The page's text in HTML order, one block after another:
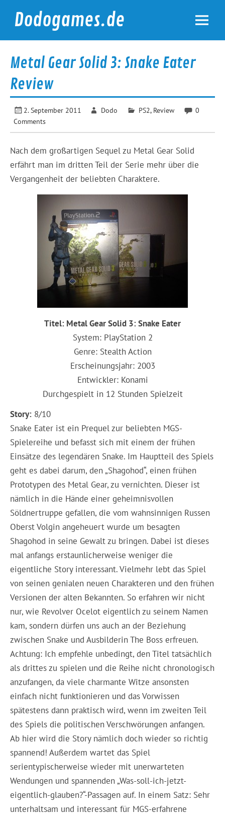
contentDodogames.de
Metal Gear Solid 3: Snake Eater
Review
2. September 2011 Dodo PS2, Review
0
Comments
Nach dem großartigen Sequel zu Metal Gear Solid
erfährt man im dritten Teil der Serie mehr über die
Vergangenheit der beliebten Charaktere.
Titel: Metal Gear Solid 3: Snake Eater
System: PlayStation 2
Genre: Stealth Action
Erscheinungsjahr: 2003
Entwickler: Konami
Durchgespielt in 12 Stunden Spielzeit
Story: 8/10
Snake Eater ist ein Prequel zur beliebten MGS-
Spielereihe und befasst sich mit einem der frühen
Einsätze des legendären Snake. Im Hauptteil des Spiels
geht es dabei darum, den „Shagohod“, einen frühen
Prototypen des Metal Gear, zu vernichten. Dieser ist
nämlich in die Hände einer geheimnisvollen
Söldnertruppe gefallen, die vom wahnsinnigen Russen
Oberst Volgin angeheuert wurde um besagten
Shagohod in seine Gewalt zu bringen. Dabei ist dieses
mal anfangs erstaunlicherweise weniger die
eigentliche Story interessant. Vielmehr lebt das Spiel
von seinen genialen neuen Charakteren und den frühen
Versionen der alten Bekannten. So erfahren wir nicht
nur, wie Revolver Ocelot eigentlich zu seinem Namen
kam, sondern dürfen uns auch an der Beziehung
zwischen Snake und Ausbilderin The Boss erfreuen.
Achtung: Ich empfehle unbedingt, den Titel tatsächlich
als drittes zu spielen und die Reihe nicht chronologisch
anzufangen, da viele charmante Witze ansonsten
einfach nicht funktionieren und das Vorwissen
spätestens dann praktisch wird, wenn im zweiten Teil
des Spiels die politischen Verschwörungen anfangen.
Ab hier wird die Story nämlich doch wieder so richtig
spannend! Außerdem wartet das Spiel
serientypischerweise wieder mit unerwarteten
Wendungen und spannenden „Was-soll-ich-jetzt-
eigentlich-glauben?“-Passagen auf. In einem Satz: Sehr
unterhaltsam und interessant für MGS-erfahrene